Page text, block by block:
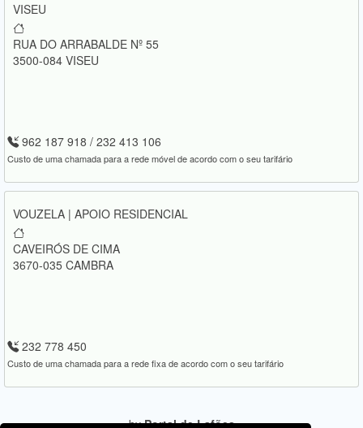
VISEU
RUA DO ARRABALDE Nº 55
3500-084 VISEU
962 187 918 / 232 413 106
Custo de uma chamada para a rede móvel de acordo com o seu tarifário
VOUZELA | APOIO RESIDENCIAL
CAVEIRÓS DE CIMA
3670-035 CAMBRA
232 778 450
Custo de uma chamada para a rede fixa de acordo com o seu tarifário
byPortal de Lafões